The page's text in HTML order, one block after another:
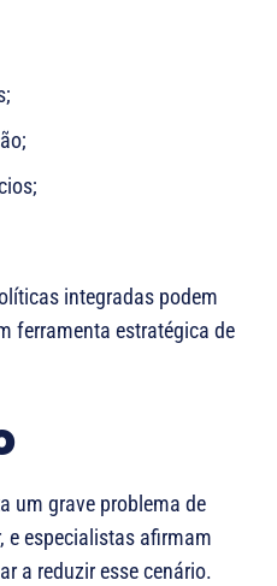
integradas podem
ferramenta estratégica de
um grave problema de
e especialistas afirmam
a reduzir esse cenário.